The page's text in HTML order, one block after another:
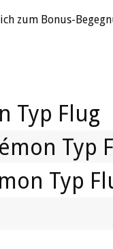
zum Bonus-